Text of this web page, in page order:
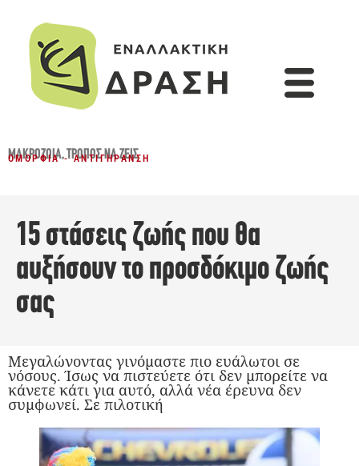
ΜΑΚΡΟΖΩΊΑ,ΤΡΌΠΟΣ ΝΑ ΖΕΙΣ
ΟΜΟΡΦΙΆ - ΑΝΤΙΓΉΡΑΝΣΗ
15 στάσεις ζωής που θα
αυξήσουν το προσδόκιμο ζωής
σας
Μεγαλώνοντας γινόμαστε πιο ευάλωτοι σε
νόσους. Ίσως να πιστεύετε ότι δεν μπορείτε να
κάνετε κάτι για αυτό, αλλά νέα έρευνα δεν
συμφωνεί. Σε πιλοτική